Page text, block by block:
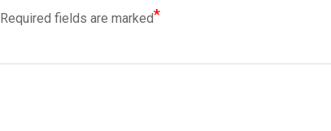
Required fields are marked*